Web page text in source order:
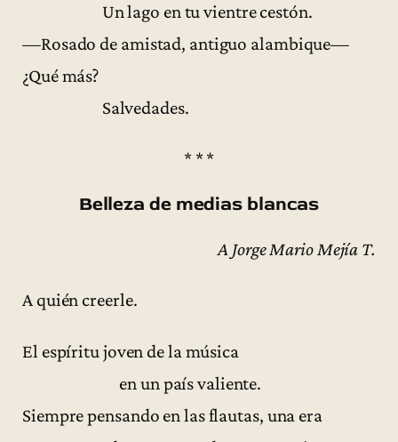
Un lago en tu vientre cestón.
—Rosado de amistad, antiguo alambique—
¿Qué más?
Salvedades.
* * *
Belleza de medias blancas
A Jorge Mario Mejía T.
A quién creerle.
El espíritu joven de la música
en un país valiente.
Siempre pensando en las flautas, una era